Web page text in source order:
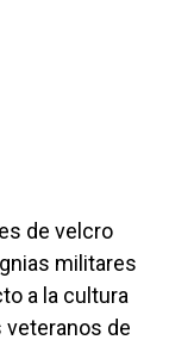
de velcro
militares
a la cultura
veteranos de